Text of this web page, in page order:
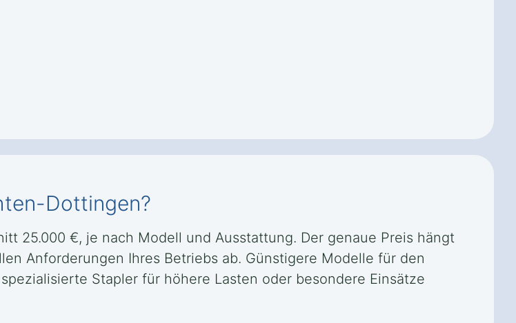
Dottingen?
25.000 €, je nach Modell und Ausstattung. Der genaue Preis hängt
Anforderungen Ihres Betriebs ab. Günstigere Modelle für den
Stapler für höhere Lasten oder besondere Einsätze